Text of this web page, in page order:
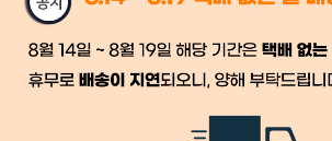
시작 후 환불이 불가